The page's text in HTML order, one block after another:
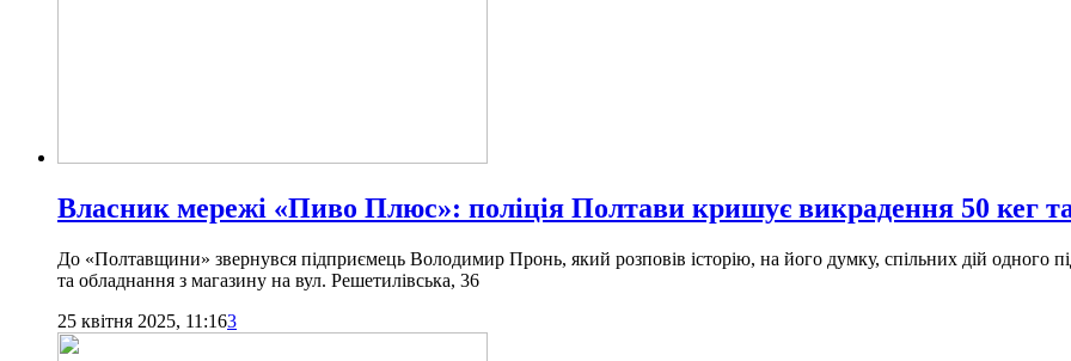
Власник мережі «Пиво Плюс»: поліція Полтави кришує викрадення 50 кег
До «Полтавщини» звернувся підприємець Володимир Пронь, який розповів історію, на його думку, спільних дій одного
та обладнання з магазину на вул. Решетилівська, 36
25 квітня 2025, 11:163